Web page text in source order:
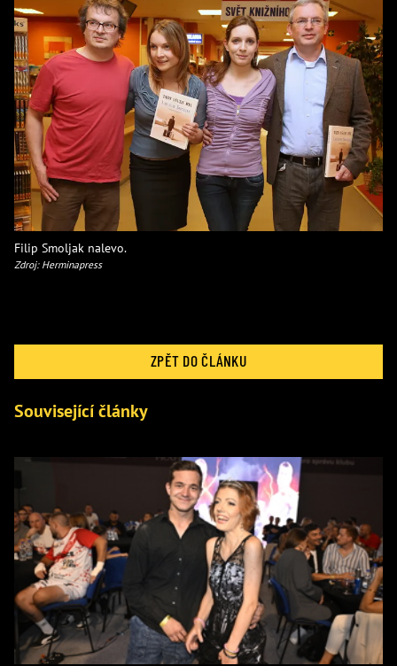
Filip Smoljak nalevo.
Zdroj: Herminapress
ZPĚT DO ČLÁNKU
Související články